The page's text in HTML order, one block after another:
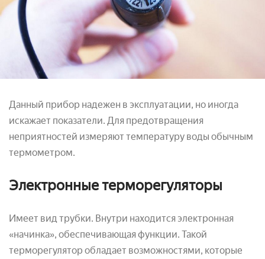
Данный прибор надежен в эксплуатации, но иногда
искажает показатели. Для предотвращения
неприятностей измеряют температуру воды обычным
термометром.
Электронные терморегуляторы
Имеет вид трубки. Внутри находится электронная
«начинка», обеспечивающая функции. Такой
терморегулятор обладает возможностями, которые